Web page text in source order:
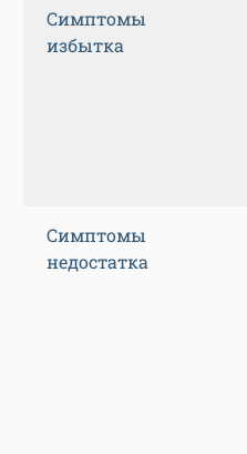
Симптомы
избытка
Симптомы
недостатка